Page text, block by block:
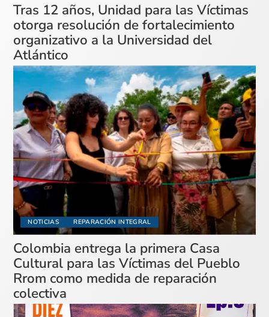
Tras 12 años, Unidad para las Víctimas
otorga resolución de fortalecimiento
organizativo a la Universidad del
Atlántico
NOTICIAS REPARACIÓN INTEGRAL
Colombia entrega la primera Casa
Cultural para las Víctimas del Pueblo
Rrom como medida de reparación
colectiva